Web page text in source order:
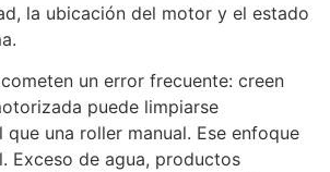
la ubicación del motor y el estado
un error frecuente: creen
puede limpiarse
una roller manual. Ese enfoque
Exceso de agua, productos